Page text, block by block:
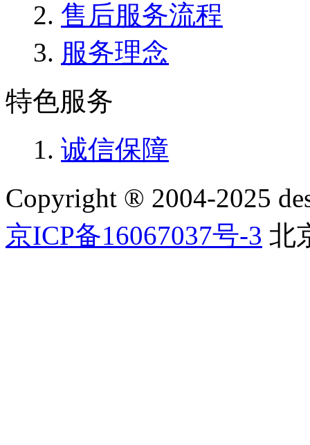
售后服务流程
服务理念
特色服务
诚信保障
Copyright ® 2004-2025
京ICP备16067037号-3 北